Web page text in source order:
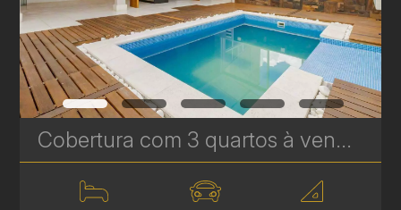
Cobertura com 3 quartos à venda no Batel, em Curitiba - 214 m² | Ref 257